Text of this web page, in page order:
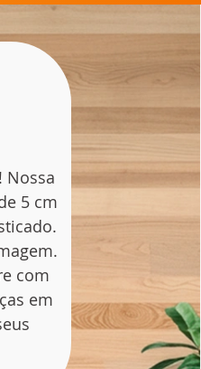
Nossa
5 cm
com
em